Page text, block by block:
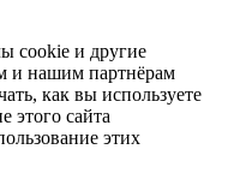
cookie и другие
и нашим партнёрам
как вы используете
этого сайта
этих